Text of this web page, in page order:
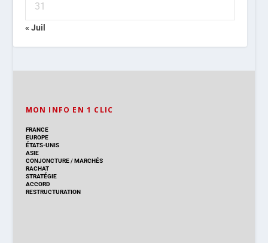
31
« Juil
MON INFO EN 1 CLIC
FRANCE
EUROPE
ÉTATS-UNIS
ASIE
CONJONCTURE/MARCHÉS
RACHAT
STRATÉGIE
ACCORD
RESTRUCTURATION